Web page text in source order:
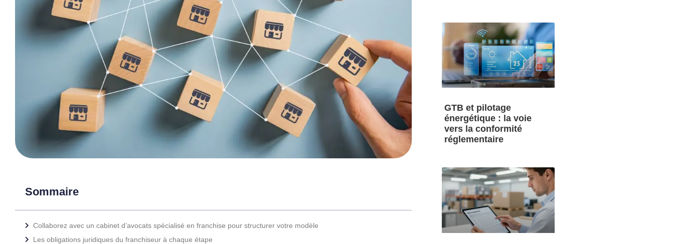
Sommaire
Collaborez avec un cabinet d’avocats spécialisé en franchise pour structurer votre modèle
Les obligations juridiques du franchiseur à chaque étape
GTB et pilotage
énergétique : la voie
vers la conformité
réglementaire